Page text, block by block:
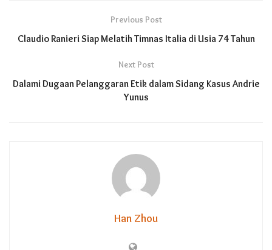
Previous Post
Claudio Ranieri Siap Melatih Timnas Italia di Usia 74 Tahun
Next Post
Dalami Dugaan Pelanggaran Etik dalam Sidang Kasus Andrie
Yunus
Han Zhou